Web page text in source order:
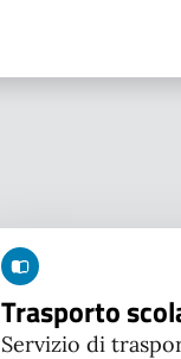
Trasporto
Servizio di